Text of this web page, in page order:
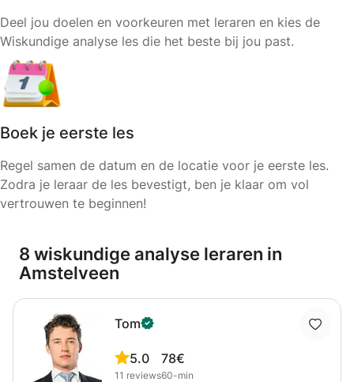
Deel jou doelen en voorkeuren met leraren en kies de
Wiskundige analyse les die het beste bij jou past.
Boek je eerste les
Regel samen de datum en de locatie voor je eerste les.
Zodra je leraar de les bevestigt, ben je klaar om vol
vertrouwen te beginnen!
8 wiskundige analyse leraren in
Amstelveen
Tom
5.0
11 reviews
78€
60-min